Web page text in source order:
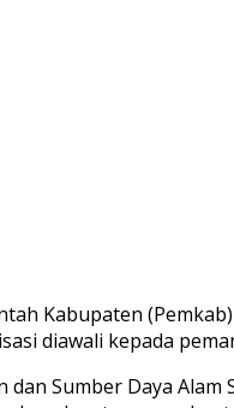
Kabupaten
diawali kepada
dan Sumber Daya